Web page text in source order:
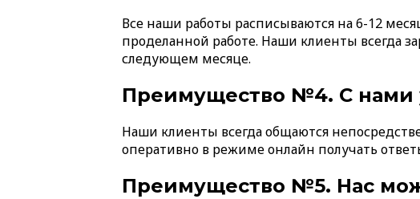
Все наши работы расписываются на 6-12
проделанной работе. Наши клиенты всегда
следующем месяце.
Преимущество №4. С нами
Наши клиенты всегда общаются
оперативно в режиме онлайн получать
Преимущество №5. Нас